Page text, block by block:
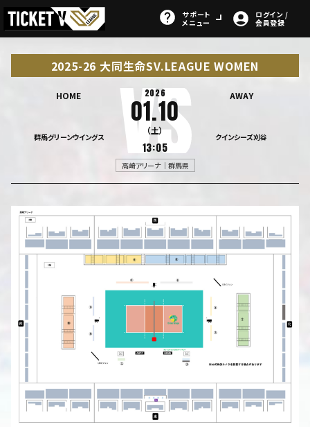
サポート
メニュー
ログイン /
会員登録
2025-26 大同生命SV.LEAGUE WOMEN
HOME
群馬グリーンウイングス
2026
01.10
（土）
13:05
AWAY
クインシーズ刈谷
高崎アリーナ｜群馬県